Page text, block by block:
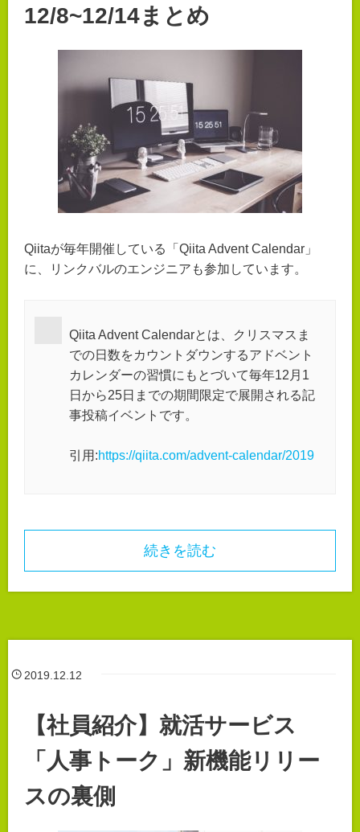
12/8~12/14まとめ
Qiitaが毎年開催している「Qiita Advent Calendar」
に、リンクバルのエンジニアも参加しています。
Qiita Advent Calendarとは、クリスマスま
での日数をカウントダウンするアドベント
カレンダーの習慣にもとづいて毎年12月1
日から25日までの期間限定で展開される記
事投稿イベントです。
引用:https://qiita.com/advent-calendar/2019
続きを読む
2019.12.12
【社員紹介】就活サービス
「人事トーク」新機能リリー
スの裏側